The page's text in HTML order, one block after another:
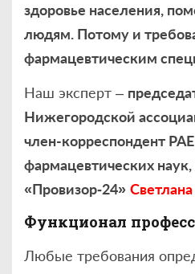
здоровье населения,
людям. Потому и
фармацевтическим
Наш эксперт –
Нижегородской
член-корреспондент
фармацевтических
«Провизор‑24»
Функционал
Любые требования